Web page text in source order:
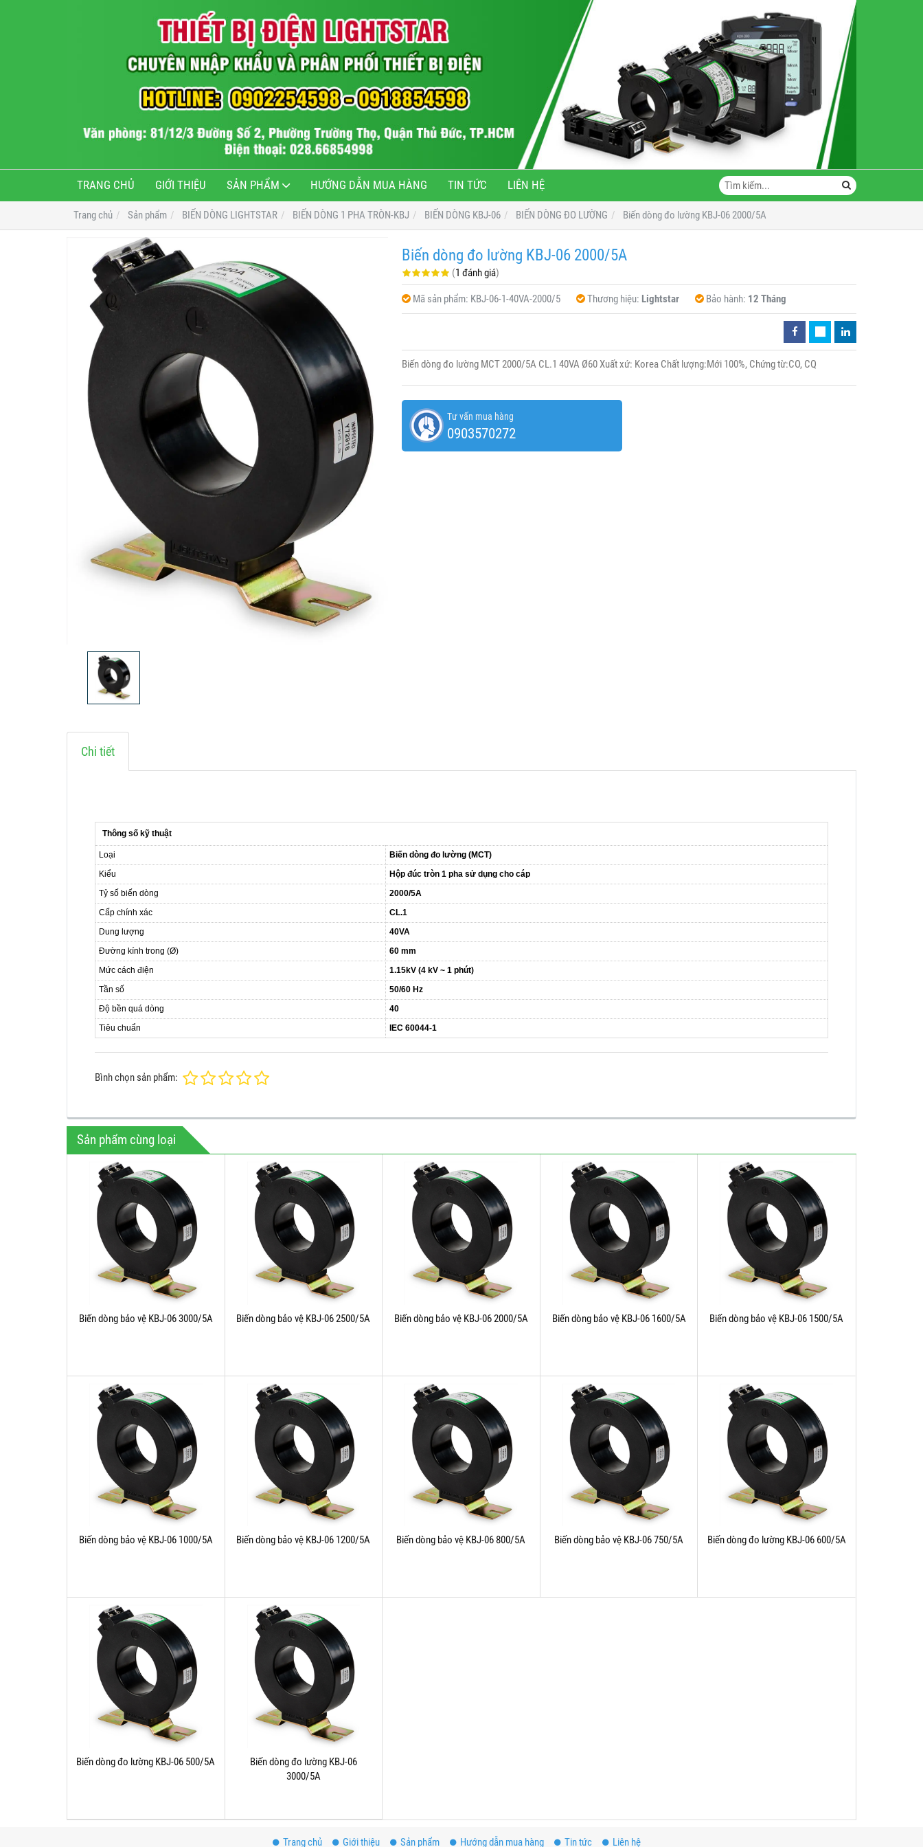
TRANG CHỦ GIỚI THIỆU SẢN PHẨM HƯỚNG DẪN MUA HÀNG TIN TỨC LIÊN HỆ
Trang chủ Sản phẩm BIẾN DÒNG LIGHTSTAR BIẾN DÒNG 1 PHA TRÒN-KBJ BIẾN DÒNG KBJ-06 BIẾN DÒNG ĐO LƯỜNG Biến dòng đo lường KBJ-06 2000/5A
Biến dòng đo lường KBJ-06 2000/5A
(1 đánh giá)
Mã sản phẩm: KBJ-06-1-40VA-2000/5 Thương hiệu: Lightstar Bảo hành: 12 Tháng
Biến dòng đo lường MCT 2000/5A CL.1 40VA Ø60 Xuất xứ: Korea Chất lượng:Mới 100%, Chứng từ:CO, CQ
Tư vấn mua hàng
0903570272
Chi tiết
Thông số kỹ thuật
Loại
Biến dòng đo lường (MCT)
Kiểu
Hộp đúc tròn 1 pha sử dụng cho cáp
Tỷ số biến dòng
2000/5A
Cấp chính xác
CL.1
Dung lượng
40VA
Đường kính trong (Ø)
60 mm
Mức cách điện
1.15kV (4 kV ~ 1 phút)
Tần số
50/60 Hz
Độ bền quá dòng
40
Tiêu chuẩn
IEC 60044-1
Bình chọn sản phẩm:
Sản phẩm cùng loại
Biến dòng bảo vệ KBJ-06 3000/5A Biến dòng bảo vệ KBJ-06 2500/5A Biến dòng bảo vệ KBJ-06 2000/5A Biến dòng bảo vệ KBJ-06 1600/5A Biến dòng bảo vệ KBJ-06 1500/5A
Biến dòng bảo vệ KBJ-06 1000/5A Biến dòng bảo vệ KBJ-06 1200/5A Biến dòng bảo vệ KBJ-06 800/5A Biến dòng bảo vệ KBJ-06 750/5A Biến dòng đo lường KBJ-06 600/5A
Biến dòng đo lường KBJ-06 500/5A
Biến dòng đo lường KBJ-06
3000/5A
Trang chủ Giới thiệu Sản phẩm Hướng dẫn mua hàng Tin tức Liên hệ